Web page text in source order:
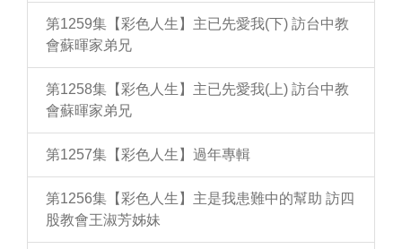
第1259集【彩色人生】主已先愛我(下) 訪台中教
會蘇暉家弟兄
第1258集【彩色人生】主已先愛我(上) 訪台中教
會蘇暉家弟兄
第1257集【彩色人生】過年專輯
第1256集【彩色人生】主是我患難中的幫助 訪四
股教會王淑芳姊妹